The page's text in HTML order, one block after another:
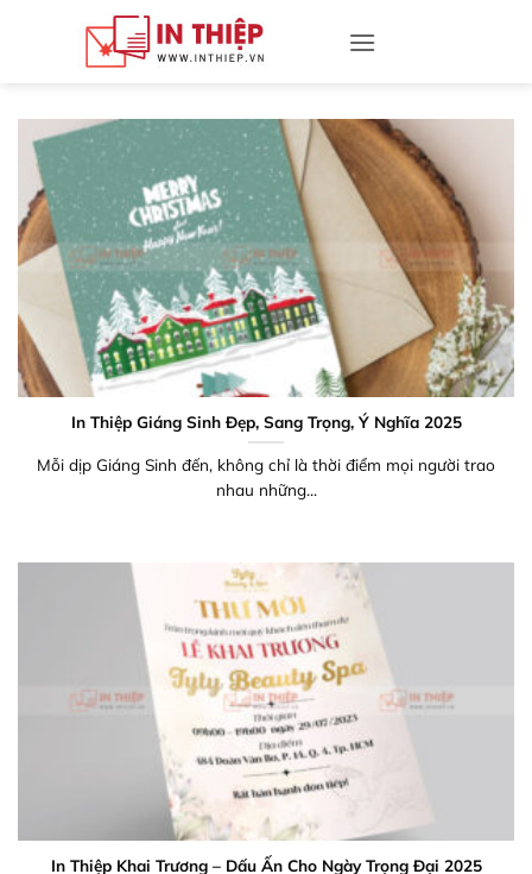
In Thiệp Giáng Sinh Đẹp, Sang Trọng, Ý Nghĩa 2025
Mỗi dịp Giáng Sinh đến, không chỉ là thời điểm mọi người trao
nhau những...
In Thiệp Khai Trương – Dấu Ấn Cho Ngày Trọng Đại 2025